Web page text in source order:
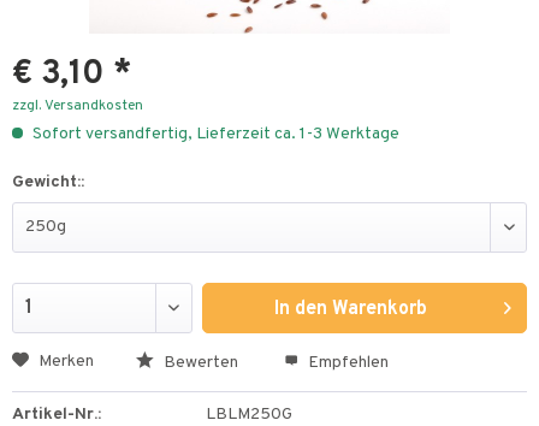
€ 3,10 *
zzgl. Versandkosten
Sofort versandfertig, Lieferzeit ca. 1-3 Werktage
Gewicht::
In den Warenkorb
Merken Bewerten Empfehlen
Artikel-Nr.: LBLM250G